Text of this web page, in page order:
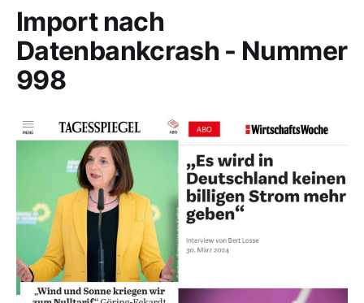
Import nach
Datenbankcrash - Nummer
998